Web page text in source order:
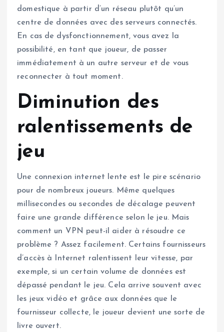
domestique à partir d’un réseau plutôt qu’un
centre de données avec des serveurs connectés.
En cas de dysfonctionnement, vous avez la
possibilité, en tant que joueur, de passer
immédiatement à un autre serveur et de vous
reconnecter à tout moment.
Diminution des
ralentissements de
jeu
Une connexion internet lente est le pire scénario
pour de nombreux joueurs. Même quelques
millisecondes ou secondes de décalage peuvent
faire une grande différence selon le jeu. Mais
comment un VPN peut-il aider à résoudre ce
problème ? Assez facilement. Certains fournisseurs
d’accès à Internet ralentissent leur vitesse, par
exemple, si un certain volume de données est
dépassé pendant le jeu. Cela arrive souvent avec
les jeux vidéo et grâce aux données que le
fournisseur collecte, le joueur devient une sorte de
livre ouvert.